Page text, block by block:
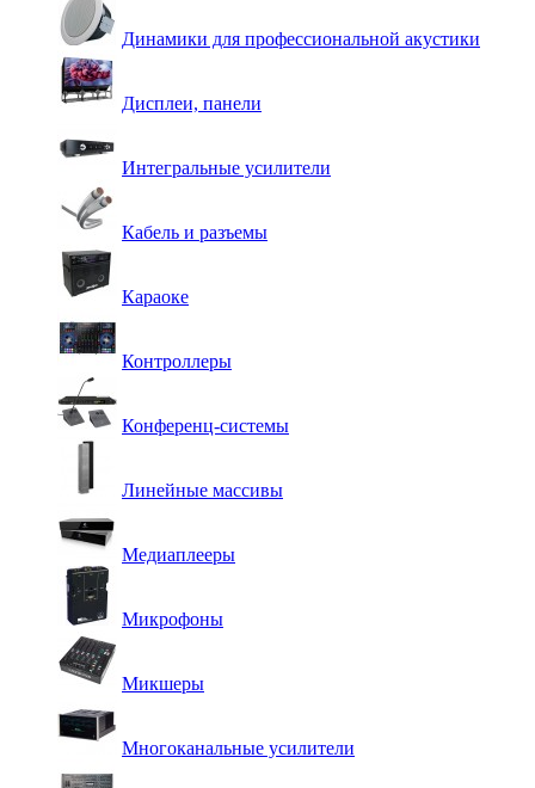
Динамики для профессиональной акустики
Дисплеи, панели
Интегральные усилители
Кабель и разъемы
Караоке
Контроллеры
Конференц-системы
Линейные массивы
Медиаплееры
Микрофоны
Микшеры
Многоканальные усилители